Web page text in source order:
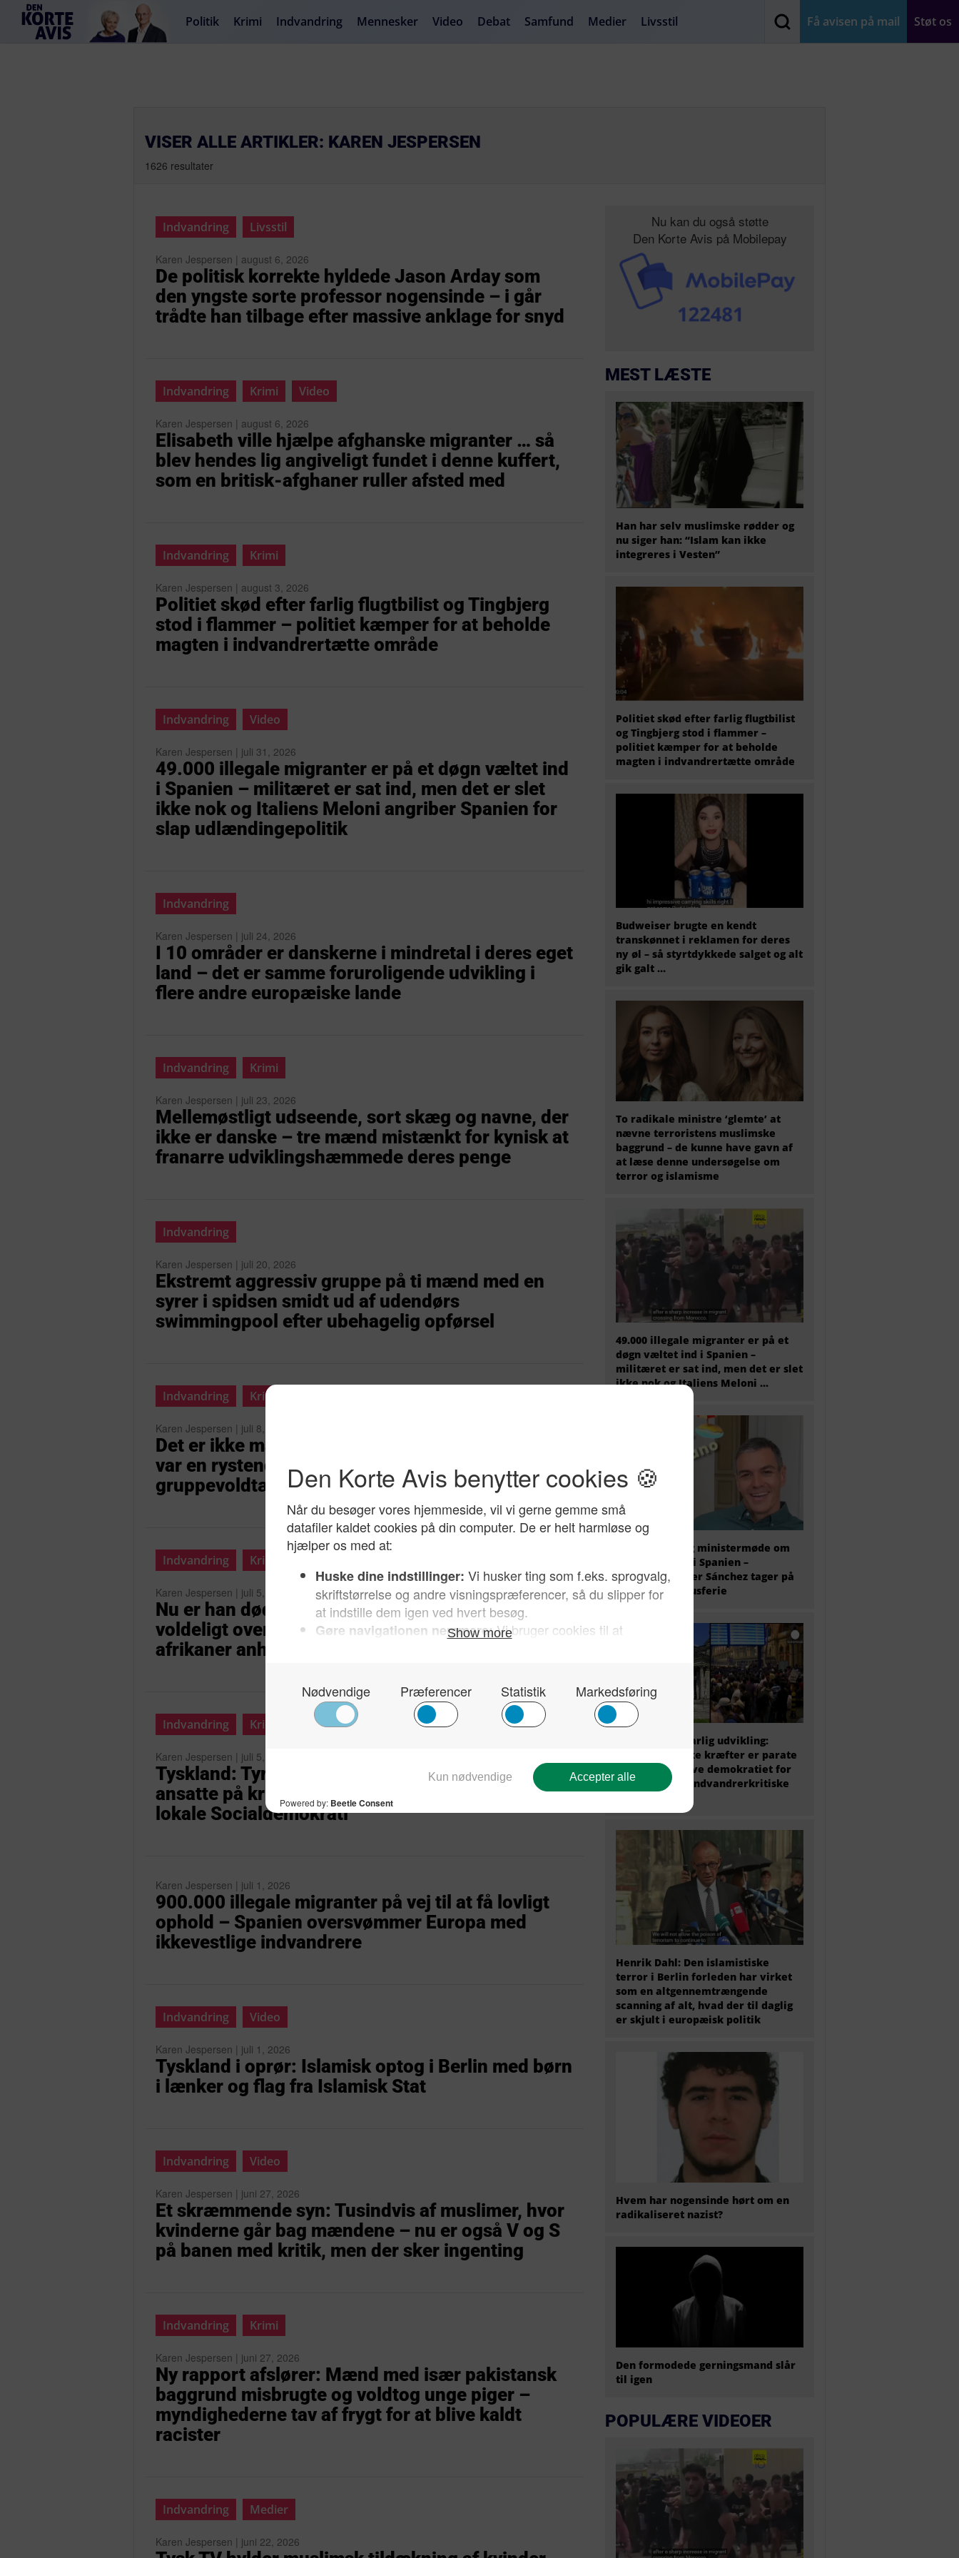
Få avisen på mail Støt os
Politik Krimi Indvandring Mennesker Video Debat Samfund Medier Livsstil
VISER ALLE ARTIKLER: KAREN JESPERSEN
1626 resultater
Indvandring Livsstil
Karen Jespersen | august 6, 2026
De politisk korrekte hyldede Jason Arday som
den yngste sorte professor nogensinde – i går
trådte han tilbage efter massive anklage for snyd
Indvandring Krimi Video
Karen Jespersen | august 6, 2026
Elisabeth ville hjælpe afghanske migranter … så
blev hendes lig angiveligt fundet i denne kuffert,
som en britisk-afghaner ruller afsted med
Indvandring Krimi
Karen Jespersen | august 3, 2026
Politiet skød efter farlig flugtbilist og Tingbjerg
stod i flammer – politiet kæmper for at beholde
magten i indvandrertætte område
Indvandring Video
Karen Jespersen | juli 31, 2026
49.000 illegale migranter er på et døgn væltet ind
i Spanien – militæret er sat ind, men det er slet
ikke nok og Italiens Meloni angriber Spanien for
slap udlændingepolitik
Indvandring
Karen Jespersen | juli 24, 2026
I 10 områder er danskerne i mindretal i deres eget
land – det er samme foruroligende udvikling i
flere andre europæiske lande
Indvandring Krimi
Karen Jespersen | juli 23, 2026
Mellemøstligt udseende, sort skæg og navne, der
ikke er danske – tre mænd mistænkt for kynisk at
franarre udviklingshæmmede deres penge
Indvandring
Karen Jespersen | juli 20, 2026
Ekstremt aggressiv gruppe på ti mænd med en
syrer i spidsen smidt ud af udendørs
swimmingpool efter ubehagelig opførsel
Indvandring Krimi
Karen Jespersen | juli 8, 2026
Det er ikke mange år siden, at gruppevoldtægter
var en rystende enkeltsag – nu er der 751
gruppevoldtægter på et år i Tyskland
Indvandring Krimi
Karen Jespersen | juli 5, 2026
Nu er han død: Ung familiefar blev udsat for groft
voldeligt overfald ved VM-storskærmsfest –
afrikaner anholdt
Indvandring Krimi
Karen Jespersen | juli 5, 2026
Tyskland: Tyrkisk mand anholdt for drab på seks
ansatte på krisecenter – tråde til tyrker i det
lokale Socialdemokrati
Karen Jespersen | juli 1, 2026
900.000 illegale migranter på vej til at få lovligt
ophold – Spanien oversvømmer Europa med
ikkevestlige indvandrere
Indvandring Video
Karen Jespersen | juli 1, 2026
Tyskland i oprør: Islamisk optog i Berlin med børn
i lænker og flag fra Islamisk Stat
Indvandring Video
Karen Jespersen | juni 27, 2026
Et skræmmende syn: Tusindvis af muslimer, hvor
kvinderne går bag mændene – nu er også V og S
på banen med kritik, men der sker ingenting
Indvandring Krimi
Karen Jespersen | juni 27, 2026
Ny rapport afslører: Mænd med især pakistansk
baggrund misbrugte og voldtog unge piger –
myndighederne tav af frygt for at blive kaldt
racister
Indvandring Medier
Karen Jespersen | juni 22, 2026
Nu kan du også støtte
Den Korte Avis på Mobilepay
MEST LÆSTE
Han har selv muslimske rødder og
nu siger han: “Islam kan ikke
integreres i Vesten”
Politiet skød efter farlig flugtbilist
og Tingbjerg stod i flammer –
politiet kæmper for at beholde
magten i indvandrertætte område
Budweiser brugte en kendt
transkønnet i reklamen for deres
ny øl – så styrtdykkede salget og alt
gik galt …
To radikale ministre ‘glemte’ at
nævne terroristens muslimske
baggrund – de kunne have gavn af
at læse denne undersøgelse om
terror og islamisme
49.000 illegale migranter er på et
døgn væltet ind i Spanien –
militæret er sat ind, men det er slet
ikke nok og Italiens Meloni ...
EU holder i dag ministermøde om
migrantkrisen i Spanien –
premierminister Sánchez tager på
fire ugers luksusferie
Tysk politik i farlig udvikling:
Stærke politiske kræfter er parate
til at undergrave demokratiet for
at ramme det indvandrerkritiske
Henrik Dahl: Den islamistiske
terror i Berlin forleden har virket
som en altgennemtrængende
scanning af alt, hvad der til daglig
er skjult i europæisk politik
Hvem har nogensinde hørt om en
radikaliseret nazist?
Den formodede gerningsmand slår
til igen
POPULÆRE VIDEOER